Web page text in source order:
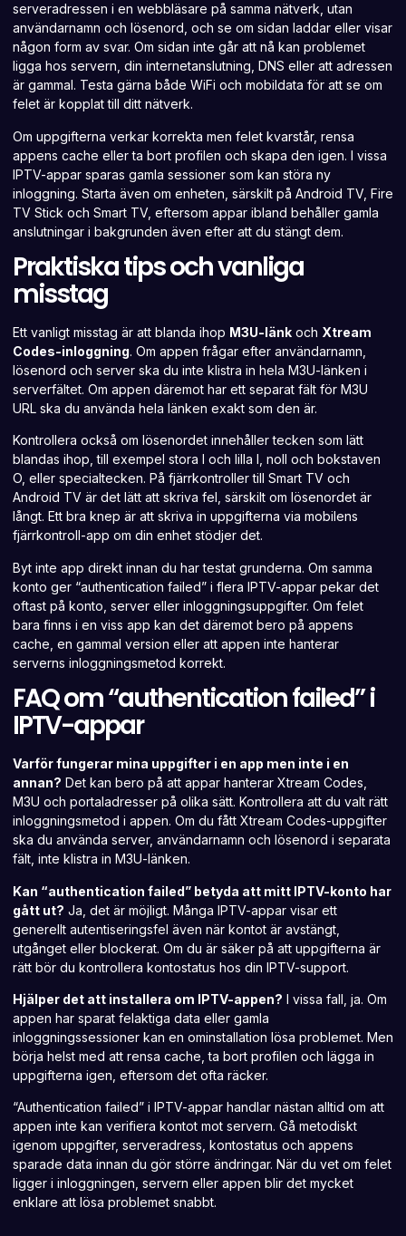
serveradressen i en webbläsare på samma nätverk, utan
användarnamn och lösenord, och se om sidan laddar eller visar
någon form av svar. Om sidan inte går att nå kan problemet
ligga hos servern, din internetanslutning, DNS eller att adressen
är gammal. Testa gärna både WiFi och mobildata för att se om
felet är kopplat till ditt nätverk.
Om uppgifterna verkar korrekta men felet kvarstår, rensa
appens cache eller ta bort profilen och skapa den igen. I vissa
IPTV-appar sparas gamla sessioner som kan störa ny
inloggning. Starta även om enheten, särskilt på Android TV, Fire
TV Stick och Smart TV, eftersom appar ibland behåller gamla
anslutningar i bakgrunden även efter att du stängt dem.
Praktiska tips och vanliga
misstag
Ett vanligt misstag är att blanda ihop M3U-länk och Xtream
Codes-inloggning. Om appen frågar efter användarnamn,
lösenord och server ska du inte klistra in hela M3U-länken i
serverfältet. Om appen däremot har ett separat fält för M3U
URL ska du använda hela länken exakt som den är.
Kontrollera också om lösenordet innehåller tecken som lätt
blandas ihop, till exempel stora I och lilla l, noll och bokstaven
O, eller specialtecken. På fjärrkontroller till Smart TV och
Android TV är det lätt att skriva fel, särskilt om lösenordet är
långt. Ett bra knep är att skriva in uppgifterna via mobilens
fjärrkontroll-app om din enhet stödjer det.
Byt inte app direkt innan du har testat grunderna. Om samma
konto ger “authentication failed” i flera IPTV-appar pekar det
oftast på konto, server eller inloggningsuppgifter. Om felet
bara finns i en viss app kan det däremot bero på appens
cache, en gammal version eller att appen inte hanterar
serverns inloggningsmetod korrekt.
FAQ om “authentication failed” i
IPTV-appar
Varför fungerar mina uppgifter i en app men inte i en
annan? Det kan bero på att appar hanterar Xtream Codes
M3U och portaladresser på olika sätt. Kontrollera att du valt rätt
inloggningsmetod i appen. Om du fått Xtream Codes-uppgifter
ska du använda server, användarnamn och lösenord i separata
fält, inte klistra in M3U-länken.
Kan “authentication failed” betyda att mitt IPTV-konto har
gått ut? Ja, det är möjligt. Många IPTV-appar visar ett
generellt autentiseringsfel även när kontot är avstängt,
utgånget eller blockerat. Om du är säker på att uppgifterna är
rätt bör du kontrollera kontostatus hos din IPTV-support.
Hjälper det att installera om IPTV-appen? I vissa fall, ja. Om
appen har sparat felaktiga data eller gamla
inloggningssessioner kan en ominstallation lösa problemet. Men
börja helst med att rensa cache, ta bort profilen och lägga in
uppgifterna igen, eftersom det ofta räcker.
“Authentication failed” i IPTV-appar handlar nästan alltid om att
appen inte kan verifiera kontot mot servern. Gå metodiskt
igenom uppgifter, serveradress, kontostatus och appens
sparade data innan du gör större ändringar. När du vet om felet
ligger i inloggningen, servern eller appen blir det mycket
enklare att lösa problemet snabbt.